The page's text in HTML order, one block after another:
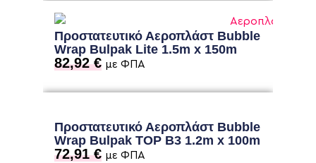
Προστατευτικό Αεροπλάστ Bubble
Wrap Bulpak Lite 1.5m x 150m
82,92€ με ΦΠΑ
Προστατευτικό Αεροπλάστ Bubble
Wrap Bulpak TOP B3 1.2m x 100m
72,91€ με ΦΠΑ